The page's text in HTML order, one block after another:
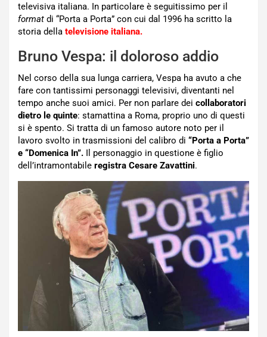
televisiva italiana. In particolare è seguitissimo per il
format di “Porta a Porta” con cui dal 1996 ha scritto la
storia della televisione italiana.
Bruno Vespa: il doloroso addio
Nel corso della sua lunga carriera, Vespa ha avuto a che
fare con tantissimi personaggi televisivi, diventanti nel
tempo anche suoi amici. Per non parlare dei collaboratori
dietro le quinte: stamattina a Roma, proprio uno di questi
si è spento. Si tratta di un famoso autore noto per il
lavoro svolto in trasmissioni del calibro di “Porta a Porta”
e “Domenica In”. Il personaggio in questione è figlio
dell’intramontabile registra Cesare Zavattini.